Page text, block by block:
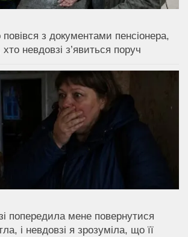
повівся з документами пенсіонера,
невдовзі з’явиться поруч
попередила мене повернутися
і невдовзі я зрозуміла, що її